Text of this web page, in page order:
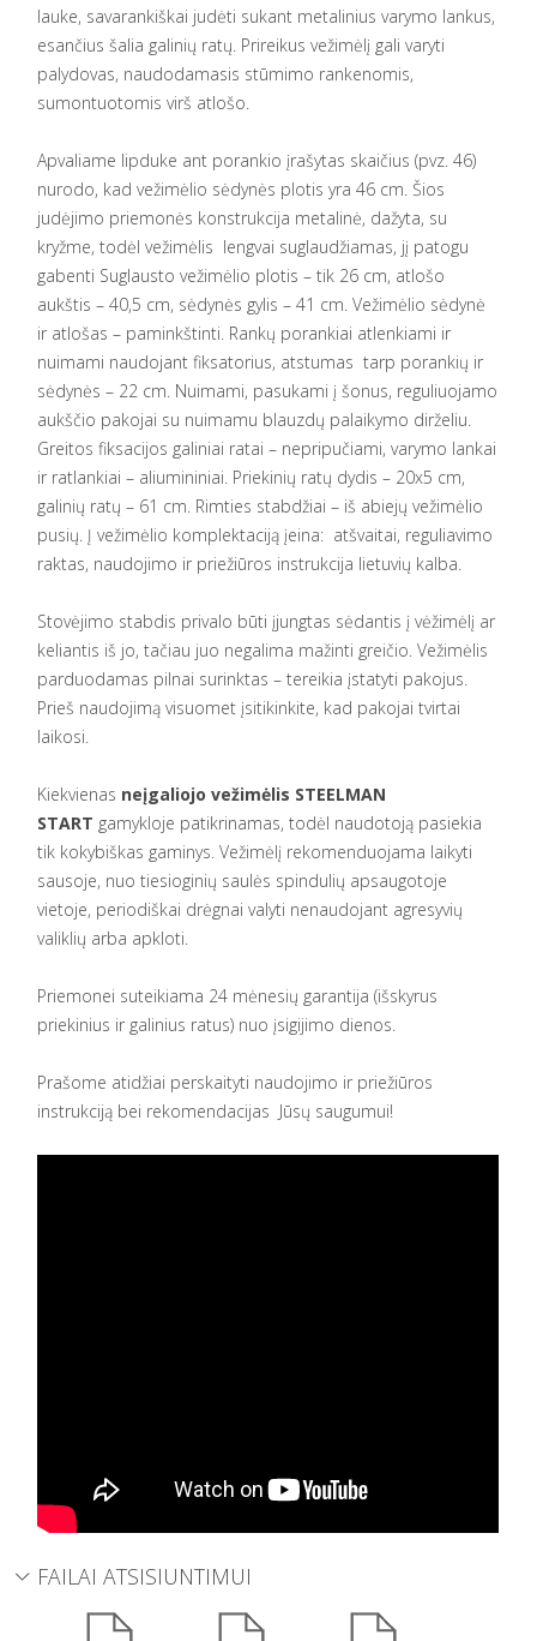
lauke, savarankiškai judėti sukant metalinius varymo lankus,
esančius šalia galinių ratų. Prireikus vežimėlį gali varyti
palydovas, naudodamasis stūmimo rankenomis,
sumontuotomis virš atlošo.
Apvaliame lipduke ant porankio įrašytas skaičius (pvz. 46)
nurodo, kad vežimėlio sėdynės plotis yra 46 cm. Šios
judėjimo priemonės konstrukcija metalinė, dažyta, su
kryžme, todėl vežimėlis lengvai suglaudžiamas, jį patogu
gabenti Suglausto vežimėlio plotis – tik 26 cm, atlošo
aukštis – 40,5 cm, sėdynės gylis – 41 cm. Vežimėlio sėdynė
ir atlošas – paminkštinti. Rankų porankiai atlenkiami ir
nuimami naudojant fiksatorius, atstumas tarp porankių ir
sėdynės – 22 cm. Nuimami, pasukami į šonus, reguliuojamo
aukščio pakojai su nuimamu blauzdų palaikymo dirželiu.
Greitos fiksacijos galiniai ratai – nepripučiami, varymo lankai
ir ratlankiai – aliumininiai. Priekinių ratų dydis – 20x5 cm,
galinių ratų – 61 cm. Rimties stabdžiai – iš abiejų vežimėlio
pusių. Į vežimėlio komplektaciją įeina: atšvaitai, reguliavimo
raktas, naudojimo ir priežiūros instrukcija lietuvių kalba.
Stovėjimo stabdis privalo būti įjungtas sėdantis į vėžimėlį ar
keliantis iš jo, tačiau juo negalima mažinti greičio. Vežimėlis
parduodamas pilnai surinktas – tereikia įstatyti pakojus.
Prieš naudojimą visuomet įsitikinkite, kad pakojai tvirtai
laikosi.
Kiekvienas neįgaliojo vežimėlis STEELMAN
START gamykloje patikrinamas, todėl naudotoją pasiekia
tik kokybiškas gaminys. Vežimėlį rekomenduojama laikyti
sausoje, nuo tiesioginių saulės spindulių apsaugotoje
vietoje, periodiškai drėgnai valyti nenaudojant agresyvių
valiklių arba apkloti.
Priemonei suteikiama 24 mėnesių garantija (išskyrus
priekinius ir galinius ratus) nuo įsigijimo dienos.
Prašome atidžiai perskaityti naudojimo ir priežiūros
instrukciją bei rekomendacijas Jūsų saugumui!
FAILAI ATSISIUNTIMUI